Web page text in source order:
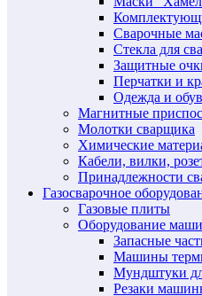
Сварочные
Стекла для
Защитные
Перчатки и
Одежда и
Магнитные
Молотки сварщика
Химические
Кабели, вилки,
Принадлежности
Газосварочное
Газовые плиты
Оборудование
Запасные
Машины
Мундштуки
Резаки